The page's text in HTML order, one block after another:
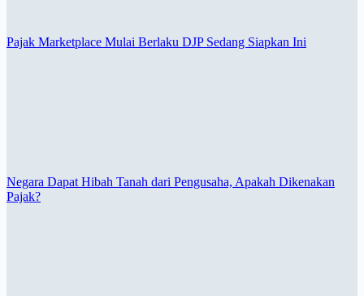
Pajak Marketplace Mulai Berlaku DJP Sedang Siapkan Ini
Negara Dapat Hibah Tanah dari Pengusaha, Apakah Dikenakan
Pajak?